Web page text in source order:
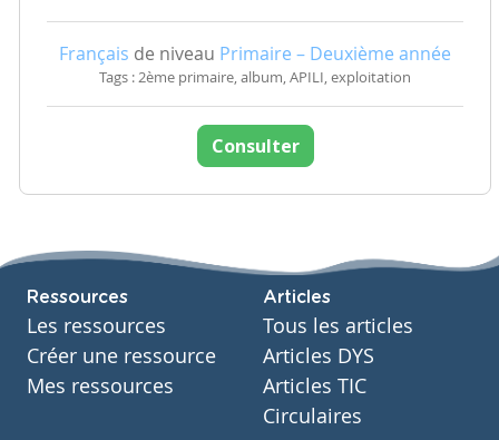
Français de niveau Primaire – Deuxième année
Tags : 2ème primaire, album, APILI, exploitation
Consulter
Ressources
Les ressources
Créer une ressource
Mes ressources
Articles
Tous les articles
Articles DYS
Articles TIC
Circulaires